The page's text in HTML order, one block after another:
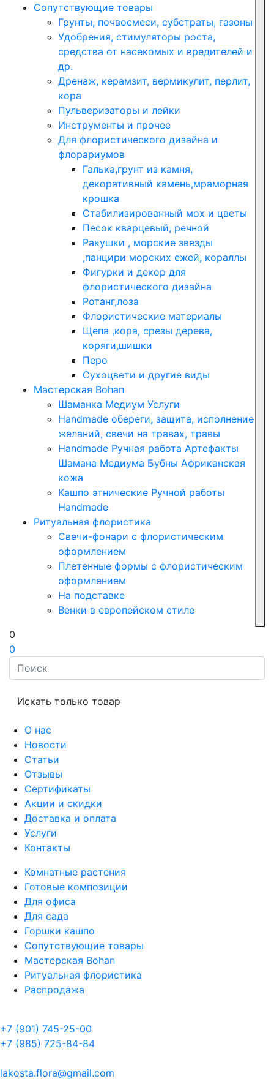
Сопутствующие товары
Грунты, почвосмеси, субстраты, газоны
Удобрения, стимуляторы роста,
средства от насекомых и вредителей и
др.
Дренаж, керамзит, вермикулит, перлит,
кора
Пульверизаторы и лейки
Инструменты и прочее
Для флористического дизайна и
флорариумов
Галька,грунт из камня,
декоративный камень,мраморная
крошка
Стабилизированный мох и цветы
Песок кварцевый, речной
Ракушки , морские звезды
,панцири морских ежей, кораллы
Фигурки и декор для
флористического дизайна
Ротанг,лоза
Флористические материалы
Щепа ,кора, срезы дерева,
коряги,шишки
Перо
Сухоцвети и другие виды
Мастерская Bohan
Шаманка Медиум Услуги
Handmade обереги, защита, исполнение
желаний, свечи на травах, травы
Handmade Ручная работа Артефакты
Шамана Медиума Бубны Африканская
кожа
Кашпо этнические Ручной работы
Handmade
Ритуальная флористика
Свечи-фонари с флористическим
оформлением
Плетенные формы с флористическим
оформлением
На подставке
Венки в европейском стиле
0
0
Искать только товар
О нас
Новости
Статьи
Отзывы
Сертификаты
Акции и скидки
Доставка и оплата
Услуги
Контакты
Комнатные растения
Готовые композиции
Для офиса
Для сада
Горшки кашпо
Сопутствующие товары
Мастерская Bohan
Ритуальная флористика
Распродажа
+7 (901) 745-25-00
+7 (985) 725-84-84
lakosta.flora@gmail.com